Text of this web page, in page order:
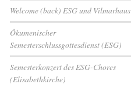
Welcome (back) ESG und Vilmarhaus
Ökumenischer
Semesterschlussgottesdienst (ESG)
Semesterkonzert des ESG-Chores
(Elisabethkirche)